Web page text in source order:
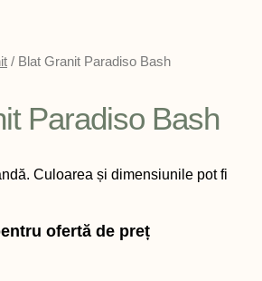
/ Blat Granit Paradiso Bash
Paradiso Bash
Culoarea și dimensiunile pot fi
ofertă de preț